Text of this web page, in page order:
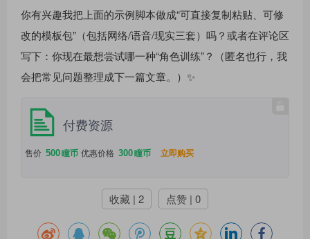
你有兴趣我把上面的示例脚本做成“可直接复制粘贴、可修
改的模板包”（包括网络/语音/现实三套）吗？或者在评论区
写下：你现在最想尝试哪一种“角色训练”？（匿名也行，我
会把常见问题整理成下一篇文章。）✨
付费资源
售价 500瞳币 优惠价格 300瞳币 立即购买
收藏 | 2 点赞 | 0